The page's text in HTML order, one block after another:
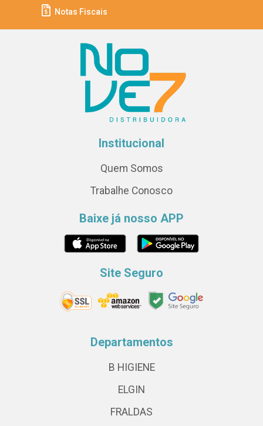
Notas Fiscais
Institucional
Quem Somos
Trabalhe Conosco
Baixe já nosso APP
Site Seguro
Departamentos
B HIGIENE
ELGIN
FRALDAS